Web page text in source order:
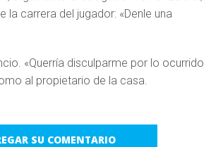
la carrera del jugador: «Denle una
«Querría disculparme por lo ocurrido
al propietario de la casa.
SU COMENTARIO